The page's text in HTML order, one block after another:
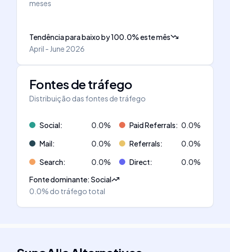
meses
Tendência para baixoby100.0%este mês
April - June 2026
Fontes de tráfego
Distribuição das fontes de tráfego
Social: 0.0% Paid Referrals: 0.0%
Mail: 0.0% Referrals: 0.0%
Search: 0.0% Direct: 0.0%
Fonte dominante:Social
0.0% do tráfego total